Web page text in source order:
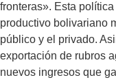
fronteras». Esta
productivo bolivariano
público y el privado.
exportación de rubros
nuevos ingresos que